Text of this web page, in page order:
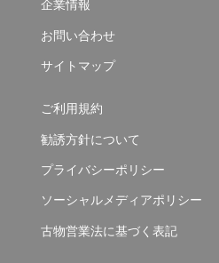
企業情報
お問い合わせ
サイトマップ
ご利用規約
勧誘方針について
プライバシーポリシー
ソーシャルメディアポリシー
古物営業法に基づく表記